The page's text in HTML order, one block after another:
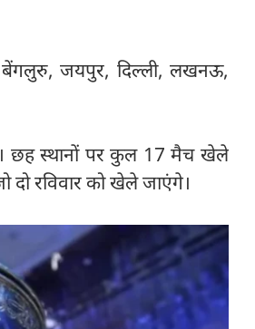
बेंगलुरु, जयपुर, दिल्ली, लखनऊ,
छह स्थानों पर कुल 17 मैच खेले
दो रविवार को खेले जाएंगे।